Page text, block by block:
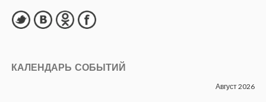
КАЛЕНДАРЬ СОБЫТИЙ
Август 2026